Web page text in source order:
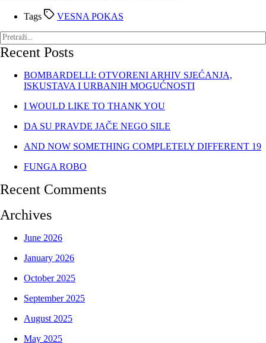
Tags VESNA POKAS
Recent Posts
BOMBARDELLI: OTVORENI ARHIV SJEĆANJA,
ISKUSTAVA I URBANIH MOGUĆNOSTI
I WOULD LIKE TO THANK YOU
DA SU PRAVDE JAČE NEGO SILE
AND NOW SOMETHING COMPLETELY DIFFERENT 19
FUNGA ROBO
Recent Comments
Archives
June 2026
January 2026
October 2025
September 2025
August 2025
May 2025